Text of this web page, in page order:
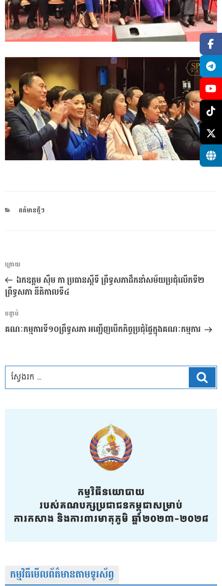
CATEGORIES
ពត៌មានថ្មីៗ
ការ​
នាំទិស​
ប្រកាស
អត្ថបទ
មុន
ក្រោយ
ឯកឧត្តម ស៊ឹម កា ប្រធានស្ដីទី ព្រឹទ្ធសភាដឹកនាំសម័យប្រជុំលើកទី២
ព្រឹទ្ធសភា នីតិកាលទី៤
អត្ថបទ
បន្ទាប់
បន្ទាប់
គណៈកម្មការទី១០ព្រឹទ្ធសភា អញ្ជើញបើកកិច្ចប្រជុំផ្ទៃក្នុងគណៈកម្មការ
កម្មវិធីមើលព័ត៌មានតាមទូរស័ព្វ